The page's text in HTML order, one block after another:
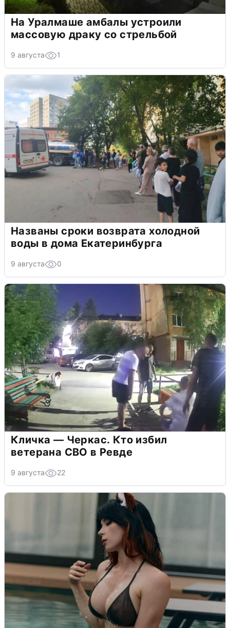
На Уралмаше амбалы устроили
массовую драку со стрельбой
9 августа 1
Названы сроки возврата холодной
воды в дома Екатеринбурга
9 августа 0
Кличка — Черкас. Кто избил
ветерана СВО в Ревде
9 августа 22